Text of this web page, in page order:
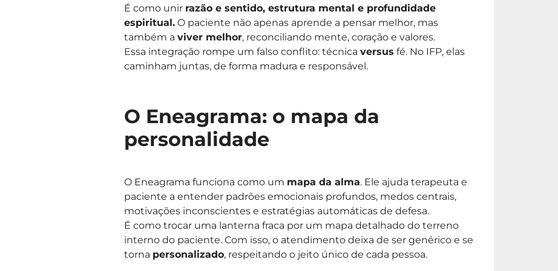
É como unir razão e sentido, estrutura mental e profundidade
espiritual.O paciente não apenas aprende a pensar melhor, mas
também a viver melhor, reconciliando mente, coração e valores.
Essa integração rompe um falso conflito: técnica versus fé. No IFP, elas
caminham juntas, de forma madura e responsável.
O Eneagrama: o mapa da
personalidade
O Eneagrama funciona como um mapa da alma. Ele ajuda terapeuta e
paciente a entender padrões emocionais profundos, medos centrais,
motivações inconscientes e estratégias automáticas de defesa.
É como trocar uma lanterna fraca por um mapa detalhado do terreno
interno do paciente. Com isso, o atendimento deixa de ser genérico e se
torna personalizado, respeitando o jeito único de cada pessoa.